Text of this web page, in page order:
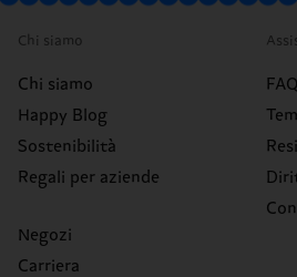
Chi siamo
Chi siamo
Happy Blog
Sostenibilità
Regali per aziende
Negozi
Carriera
FAQ
Resi